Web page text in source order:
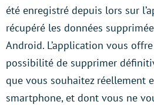
été enregistré depuis lors sur
récupéré les données
Android. L’application vous
possibilité de supprimer
que vous souhaitez réellement
smartphone, et dont vous ne